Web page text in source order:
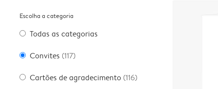
Escolha a categoria
Todas as categorias
Convites (117)
Cartões de agradecimento (116)